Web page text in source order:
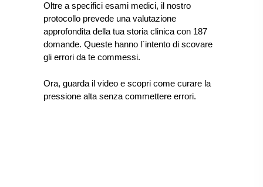
Oltre a specifici esami medici, il nostro
protocollo prevede una valutazione
approfondita della tua storia clinica con 187
domande. Queste hanno l`intento di scovare
gli errori da te commessi.
Ora, guarda il video e scopri come curare la
pressione alta senza commettere errori.